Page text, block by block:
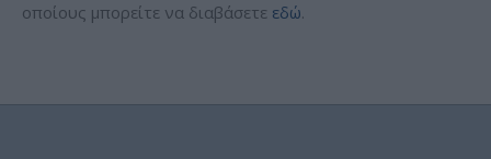
οποίους μπορείτε να διαβάσετε εδώ.